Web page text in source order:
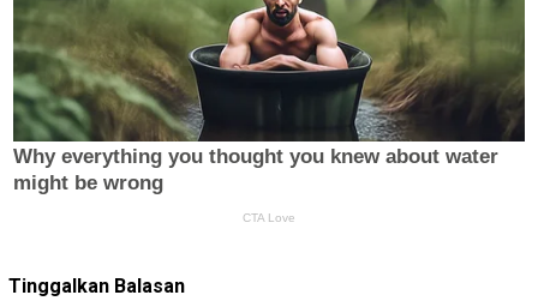
Tinggalkan Balasan